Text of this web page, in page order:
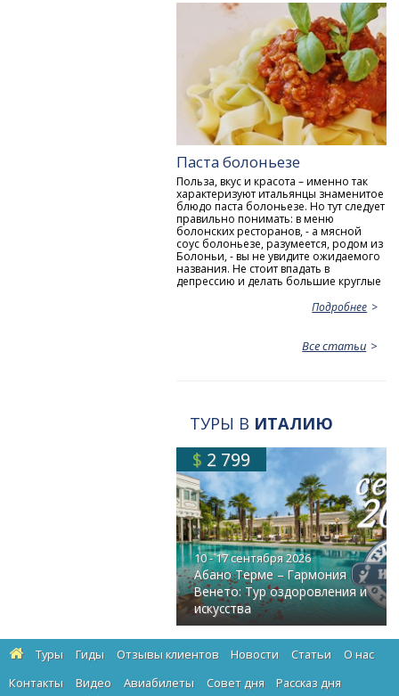
Паста болоньезе
Польза, вкус и красота – именно так
характеризуют итальянцы знаменитое
блюдо паста болоньезе. Но тут следует
правильно понимать: в меню
болонских ресторанов, - а мясной
соус болоньезе, разумеется, родом из
Болоньи, - вы не увидите ожидаемого
названия. Не стоит впадать в
депрессию и делать большие круглые
Подробнее
Все статьи
ТУРЫ В ИТАЛИЮ
$ 2 799
10 - 17 сентября 2026
Абано Терме – Гармония
Венето: Тур оздоровления и
искусства
Туры Гиды Отзывы клиентов Новости Статьи
О нас
Контакты
Видео Авиабилеты Cовет дня Рассказ дня